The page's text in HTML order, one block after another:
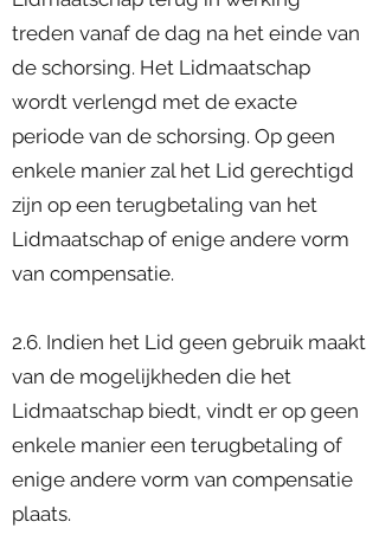
treden vanaf de dag na het einde van
de schorsing. Het Lidmaatschap
wordt verlengd met de exacte
periode van de schorsing. Op geen
enkele manier zal het Lid gerechtigd
zijn op een terugbetaling van het
Lidmaatschap of enige andere vorm
van compensatie.
2.6. Indien het Lid geen gebruik maakt
van de mogelijkheden die het
Lidmaatschap biedt, vindt er op geen
enkele manier een terugbetaling of
enige andere vorm van compensatie
plaats.